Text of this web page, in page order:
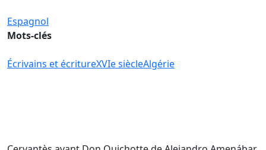
Espagnol
Mots-clés
Écrivains et écritureXVIe siècleAlgérie